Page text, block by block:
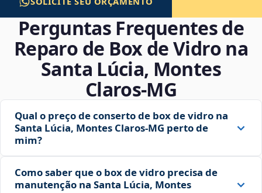
Perguntas Frequentes de
Reparo de Box de Vidro na
Santa Lúcia, Montes
Claros‑MG
Qual o preço de conserto de box de vidro na
Santa Lúcia, Montes Claros‑MG perto de
mim?
Como saber que o box de vidro precisa de
manutenção na Santa Lúcia, Montes